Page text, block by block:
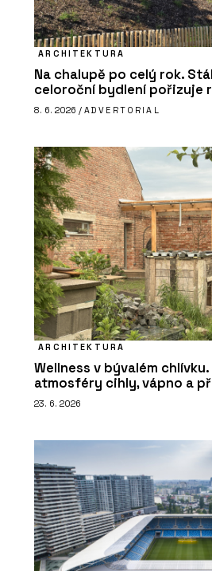
ARCHITEKTURA
Na chalupě po celý rok.
celoroční bydlení pořizuje
8. 6. 2026 / ADVERTORIAL
ARCHITEKTURA
Wellness v bývalém
atmosféry cihly, vápno a
23. 6. 2026